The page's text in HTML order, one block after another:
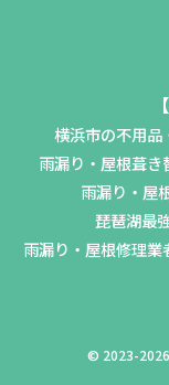
横浜市の不用品
雨漏り・屋根葺き
雨漏り・屋
琵琶湖最
雨漏り・屋根修理
© 2023-2026